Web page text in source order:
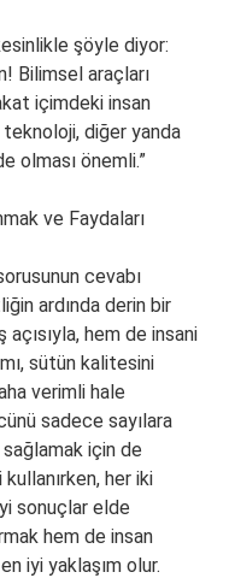
şöyle diyor:
Bilimsel araçları
içimdeki insan
teknoloji, diğer yanda
olması önemli.”
ve Faydaları
cevabı
ardında derin bir
açısıyla, hem de insani
sütün kalitesini
verimli hale
sadece sayılara
sağlamak için de
her iki
sonuçlar elde
hem de insan
iyi yaklaşım olur.